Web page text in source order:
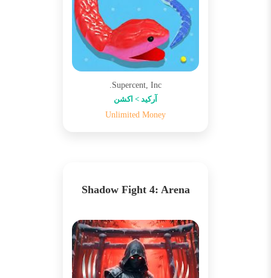
Supercent, Inc.
آرکید > اکشن
Unlimited Money
Shadow Fight 4: Arena